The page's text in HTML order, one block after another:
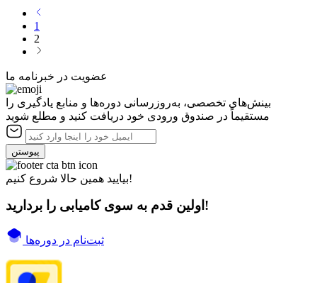
1
2
عضویت در خبرنامه ما
بینش‌های تخصصی، به‌روزرسانی دوره‌ها و منابع یادگیری را
مستقیماً در صندوق ورودی خود دریافت کنید و مطلع شوید
پیوستن
بیایید همین حالا شروع کنیم!
اولین قدم به سوی کامیابی را بردارید!
ثبت‌نام در دوره‌ها